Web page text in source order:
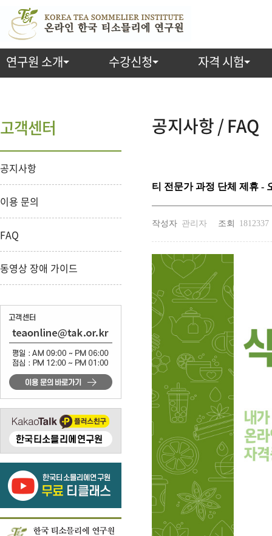
연구원 소개 수강신청 자격 시험
공지사항 / FAQ
티 전문가 과정 단체 제휴 -
작성자 관리자 조회 1812337
고객센터
공지사항
이용 문의
FAQ
동영상 장애 가이드